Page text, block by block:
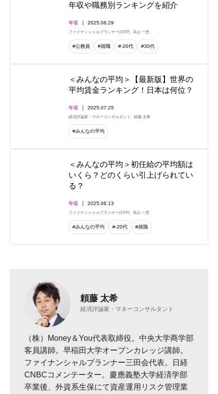
年収や職務別ランキングを紹介
年収 2025.08.29
ファイナンシャルプランナー(CFP) 高山 一恵
#公務員 #就職 #-20代 #30代
＜みんなの平均＞【最新版】世界の
平均賃金ランキング！日本は何位？
年収 2025.07.25
経済評論家・マネーコンサルタント 頼藤 太希
#みんなの平均
＜みんなの平均＞初任給の平均額は
いくら？どのくらい引上げられてい
る？
年収 2025.06.13
ファイナンシャルプランナー(CFP) 高山 一恵
#みんなの平均 #-20代 #就職
頼藤 太希
経済評論家・マネーコンサルタント
（株）Money＆You代表取締役。中央大学商学部
客員講師。早稲田大学オープンカレッジ講師。
ファイナンシャルプランナー三田会代表。日経
CNBCコメンテーター。慶應義塾大学経済学部
卒業後、外資系生保にて資産運用リスク管理業